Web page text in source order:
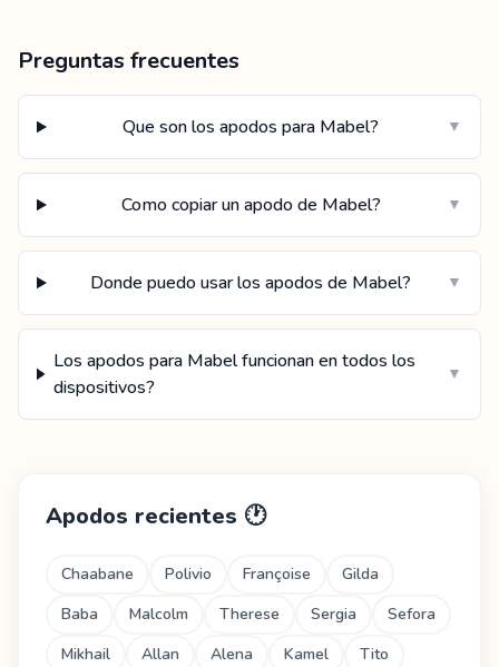
Preguntas frecuentes
Que son los apodos para Mabel? ▼
Como copiar un apodo de Mabel? ▼
Donde puedo usar los apodos de Mabel? ▼
Los apodos para Mabel funcionan en todos los
dispositivos?
▼
Apodos recientes 🕐
Chaabane Polivio Françoise
Gilda
Baba
Malcolm Therese Sergia
Sefora
Mikhail
Allan Alena Kamel
Tito